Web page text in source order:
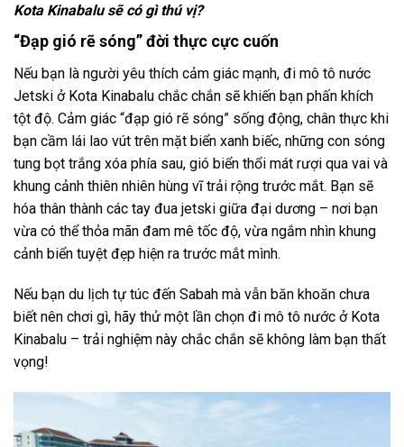
Kota Kinabalu sẽ có gì thú vị?
“Đạp gió rẽ sóng” đời thực cực cuốn
Nếu bạn là người yêu thích cảm giác mạnh, đi mô tô nước
Jetski ở Kota Kinabalu chắc chắn sẽ khiến bạn phấn khích
tột độ. Cảm giác “đạp gió rẽ sóng” sống động, chân thực khi
bạn cầm lái lao vút trên mặt biển xanh biếc, những con sóng
tung bọt trắng xóa phía sau, gió biển thổi mát rượi qua vai và
khung cảnh thiên nhiên hùng vĩ trải rộng trước mắt. Bạn sẽ
hóa thân thành các tay đua jetski giữa đại dương – nơi bạn
vừa có thể thỏa mãn đam mê tốc độ, vừa ngắm nhìn khung
cảnh biển tuyệt đẹp hiện ra trước mắt mình.
Nếu bạn du lịch tự túc đến Sabah mà vẫn băn khoăn chưa
biết nên chơi gì, hãy thử một lần chọn đi mô tô nước ở Kota
Kinabalu – trải nghiệm này chắc chắn sẽ không làm bạn thất
vọng!